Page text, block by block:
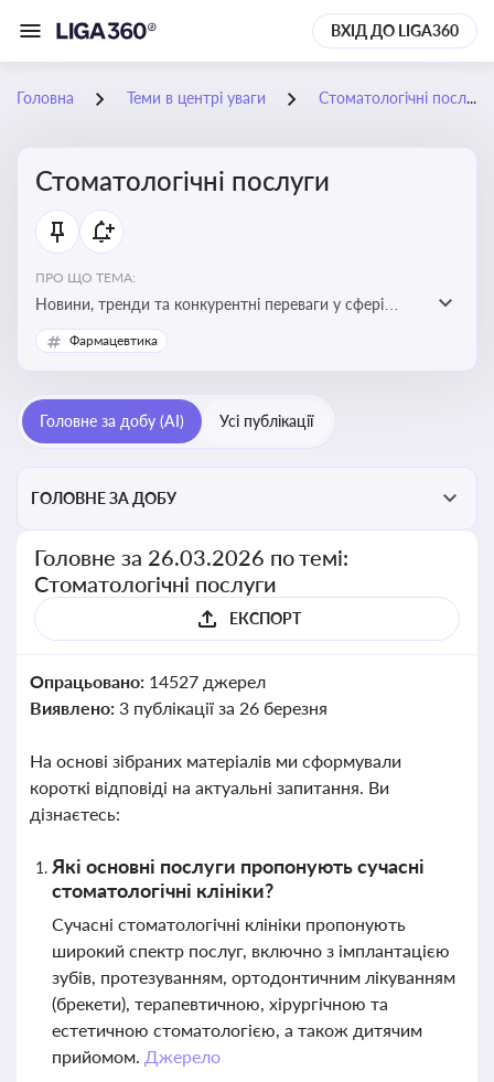
ВХІД ДО LIGA360
Головна Теми в центрі уваги Стоматологічні послуги
Стоматологічні послуги
ПРО ЩО ТЕМА:
Новини, тренди та конкурентні переваги у сфері
стоматологічних послуг. Використання новітніх
технологій та стратегій для покращення
Фармацевтика
Головне за добу (AI) Усі публікації
ГОЛОВНЕ ЗА ДОБУ
Головне за 26.03.2026 по темі:
Стоматологічні послуги
ЕКСПОРТ
Опрацьовано: 14527 джерел
Виявлено: 3 публікації за 26 березня
На основі зібраних матеріалів ми сформували
короткі відповіді на актуальні запитання. Ви
дізнаєтесь:
Які основні послуги пропонують сучасні
стоматологічні клініки?
Сучасні стоматологічні клініки пропонують
широкий спектр послуг, включно з імплантацією
зубів, протезуванням, ортодонтичним лікуванням
(брекети), терапевтичною, хірургічною та
естетичною стоматологією, а також дитячим
прийомом. Джерело